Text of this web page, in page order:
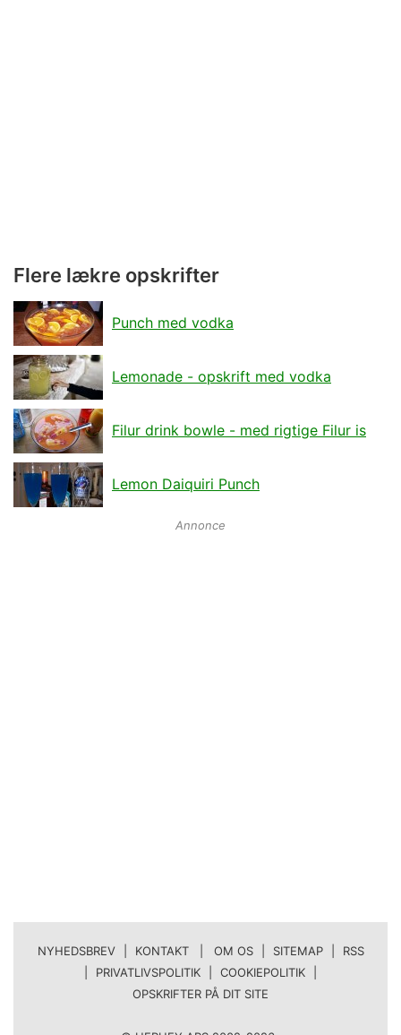
Flere lækre opskrifter
Punch med vodka
Lemonade - opskrift med vodka
Filur drink bowle - med rigtige Filur is
Lemon Daiquiri Punch
Annonce
NYHEDSBREV KONTAKT | OM OS SITEMAP
RSS
PRIVATLIVSPOLITIK COOKIEPOLITIK
OPSKRIFTER PÅ DIT SITE